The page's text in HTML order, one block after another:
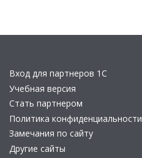
Вход для партнеров 1С
Учебная версия
Стать партнером
Политика конфиденциальности
Замечания по сайту
Другие сайты